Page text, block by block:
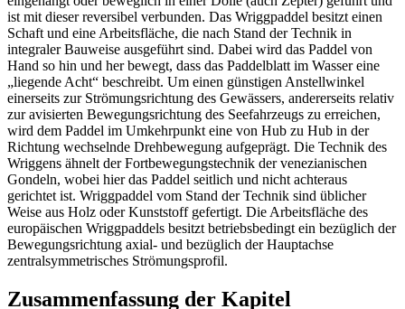
ist mit dieser reversibel verbunden. Das Wriggpaddel besitzt einen
Schaft und eine Arbeitsfläche, die nach Stand der Technik in
integraler Bauweise ausgeführt sind. Dabei wird das Paddel von
Hand so hin und her bewegt, dass das Paddelblatt im Wasser eine
„liegende Acht“ beschreibt. Um einen günstigen Anstellwinkel
einerseits zur Strömungsrichtung des Gewässers, andererseits relativ
zur avisierten Bewegungsrichtung des Seefahrzeugs zu erreichen,
wird dem Paddel im Umkehrpunkt eine von Hub zu Hub in der
Richtung wechselnde Drehbewegung aufgeprägt. Die Technik des
Wriggens ähnelt der Fortbewegungstechnik der venezianischen
Gondeln, wobei hier das Paddel seitlich und nicht achteraus
gerichtet ist. Wriggpaddel vom Stand der Technik sind üblicher
Weise aus Holz oder Kunststoff gefertigt. Die Arbeitsfläche des
europäischen Wriggpaddels besitzt betriebsbedingt ein bezüglich der
Bewegungsrichtung axial- und bezüglich der Hauptachse
zentralsymmetrisches Strömungsprofil.
Zusammenfassung der Kapitel